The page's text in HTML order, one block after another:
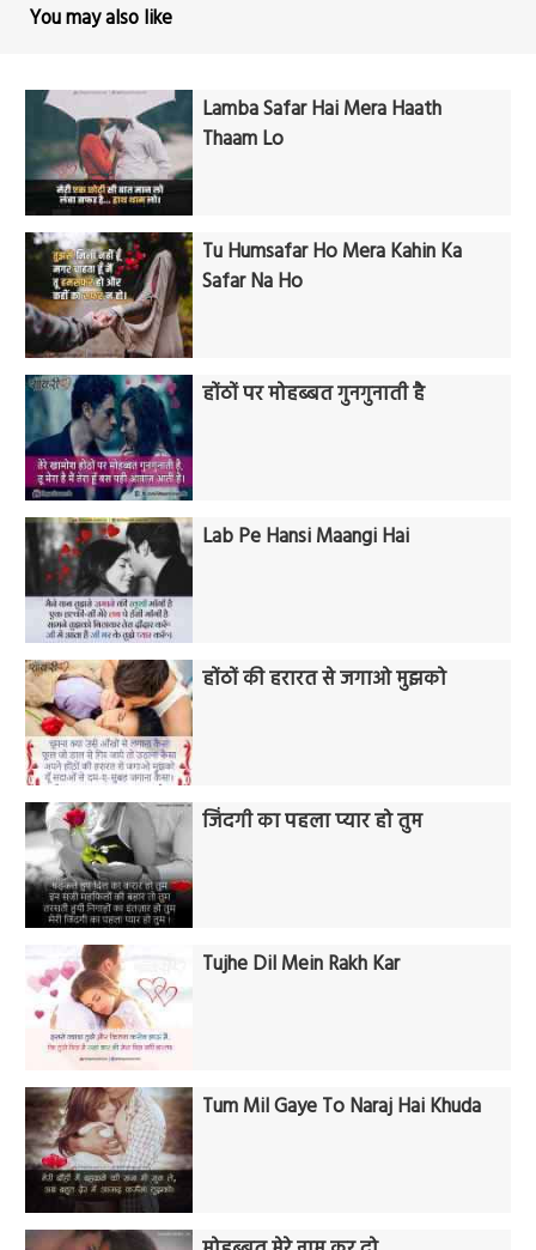
You may also like
Lamba Safar Hai Mera Haath
Thaam Lo
Tu Humsafar Ho Mera Kahin Ka
Safar Na Ho
होंठों पर मोहब्बत गुनगुनाती है
Lab Pe Hansi Maangi Hai
होंठों की हरारत से जगाओ मुझको
जिंदगी का पहला प्यार हो तुम
Tujhe Dil Mein Rakh Kar
Tum Mil Gaye To Naraj Hai Khuda